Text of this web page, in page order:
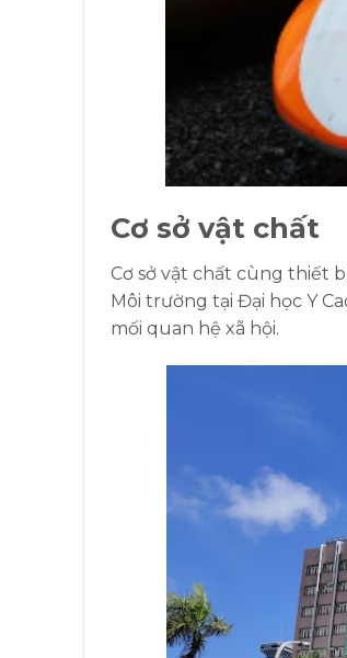
Cơ sở vật chất
Cơ sở vật chất cùng thiết
Môi trường tại Đại học Y
mối quan hệ xã hội.